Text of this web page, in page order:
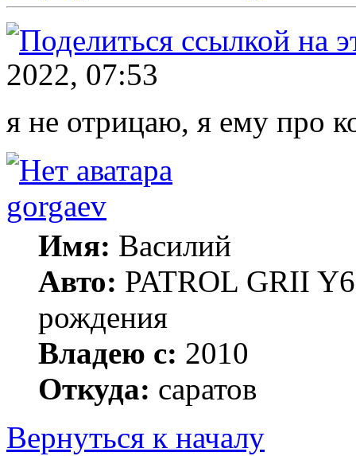
2022, 07:53
я не отрицаю, я ему про
gorgaev
Имя: Василий
Авто: PATROL GRII
рождения
Владею с: 2010
Откуда: саратов
Вернуться к началу